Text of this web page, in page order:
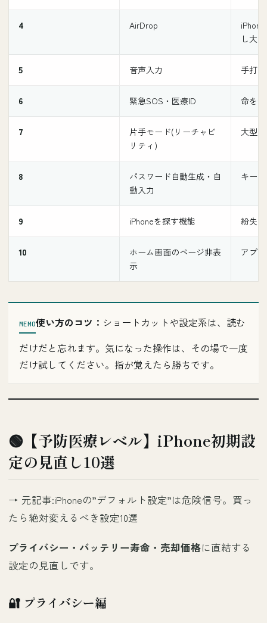
4 AirDrop
し大
5 音声入力 手打
6 緊急SOS・医療ID 命を
7
片手モード(リーチャビ
リティ)
大型
8
パスワード自動生成・自
動入力
キー
9 iPhoneを探す機能 紛失
10
ホーム画面のページ非表
示
アプ
使い方のコツ： ショートカットや設定系は、読む
だけだと忘れます。気になった操作は、その場で一度
だけ試してください。指が覚えたら勝ちです。
🟢【予防医療レベル】iPhone初期設
定の見直し10選
→ 元記事:iPhoneの”デフォルト設定”は危険信号。買っ
たら絶対変えるべき設定10選
プライバシー・バッテリー寿命・売却価格に直結する
設定の見直しです。
🔐 プライバシー編